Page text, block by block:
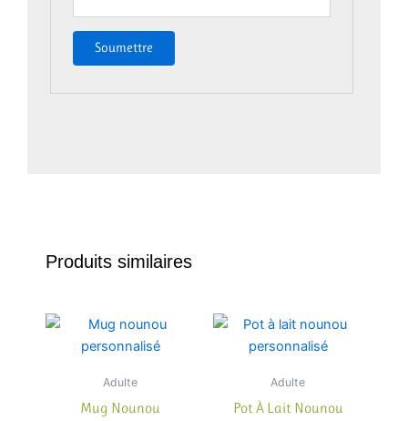
Produits similaires
Adulte
Mug Nounou
Adulte
Pot À Lait Nounou